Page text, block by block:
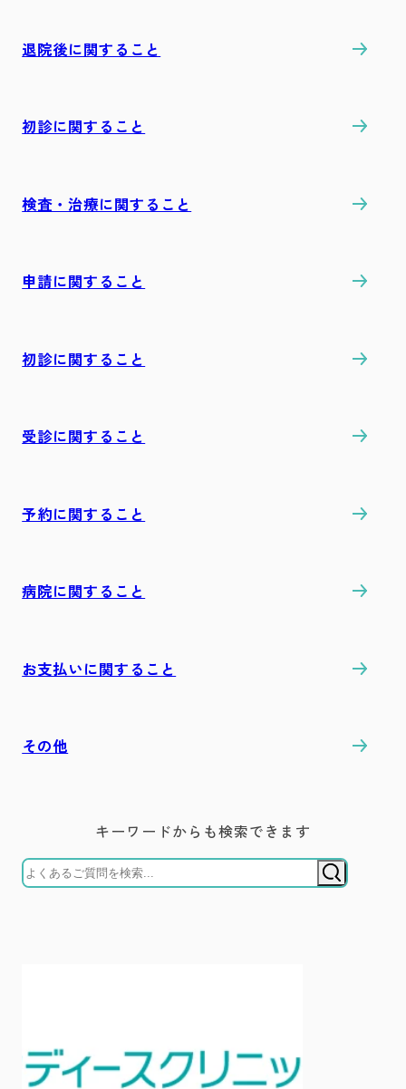
退院後に関すること
初診に関すること
検査・治療に関すること
申請に関すること
初診に関すること
受診に関すること
予約に関すること
病院に関すること
お支払いに関すること
その他
キーワードからも検索できます